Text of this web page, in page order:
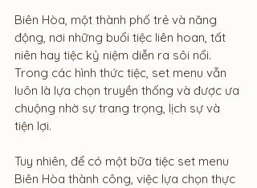
Biên Hòa, một thành phố trẻ và năng
động, nơi những buổi tiệc liên hoan, tất
niên hay tiệc kỷ niệm diễn ra sôi nổi.
Trong các hình thức tiệc, set menu vẫn
luôn là lựa chọn truyền thống và được ưa
chuộng nhờ sự trang trọng, lịch sự và
tiện lợi.
Tuy nhiên, để có một bữa tiệc set menu
Biên Hòa thành công, việc lựa chọn thực